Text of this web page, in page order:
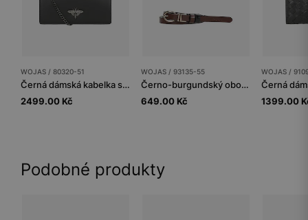
WOJAS / 80320-51
Černá dámská kabelka s ozdobným zapínáním ve tvaru hmyzu
2499.00 Kč
WOJAS / 93135-55
Černo-burgundský oboustranný dámský pásek
649.00 Kč
WOJAS /
1399.00
Podobné produkty